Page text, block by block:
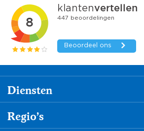
Diensten
Dementiezorg
Begeleiding
Regio's